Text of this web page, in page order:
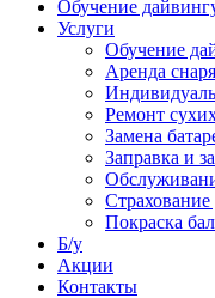
Обучение
Услуги
Обучение
Аренда
Ремонт
Замена
Заправка и
Страхование
Покраска
Б/у
Акции
Контакты